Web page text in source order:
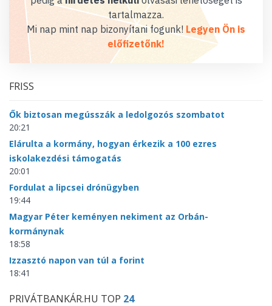
tartalmazza.
Mi nap mint nap bizonyítani fogunk! Legyen Ön is
előfizetőnk!
FRISS
Ők biztosan megússzák a ledolgozós szombatot
20:21
Elárulta a kormány, hogyan érkezik a 100 ezres
iskolakezdési támogatás
20:01
Fordulat a lipcsei drónügyben
19:44
Magyar Péter keményen nekiment az Orbán-
kormánynak
18:58
Izzasztó napon van túl a forint
18:41
PRIVÁTBANKÁR.HU TOP 24